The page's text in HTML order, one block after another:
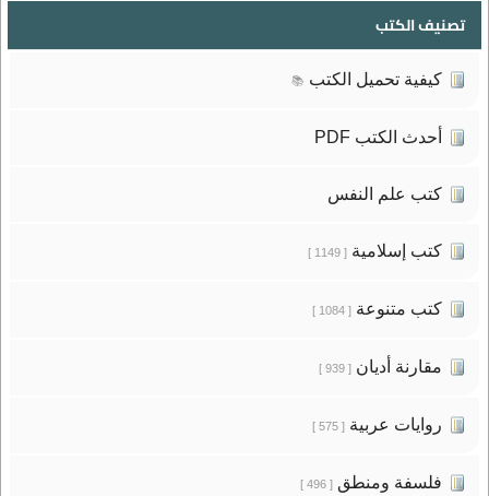
تصنيف الكتب
كيفية تحميل الكتب 📚
أحدث الكتب PDF
كتب علم النفس
كتب إسلامية[ 1149 ]
كتب متنوعة[ 1084 ]
مقارنة أديان[ 939 ]
روايات عربية[ 575 ]
فلسفة ومنطق[ 496 ]